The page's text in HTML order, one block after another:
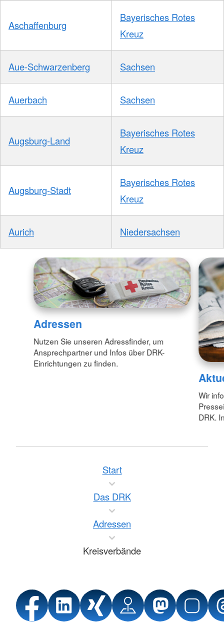
Aschaffenburg
Bayerisches Rotes
Kreuz
Aue-Schwarzenberg Sachsen
Auerbach Sachsen
Augsburg-Land
Bayerisches Rotes
Kreuz
Augsburg-Stadt
Bayerisches Rotes
Kreuz
Aurich Niedersachsen
Adressen
Nutzen Sie unseren Adressfinder, um
Ansprechpartner und Infos über DRK-
Einrichtungen zu finden.
Wir
DRK.
Start
Das DRK
Adressen
Kreisverbände